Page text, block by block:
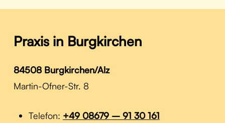
Praxis in Burgkirchen
84508 Burgkirchen/Alz
Martin-Ofner-Str. 8
Telefon: +49 08679 – 91 30 161